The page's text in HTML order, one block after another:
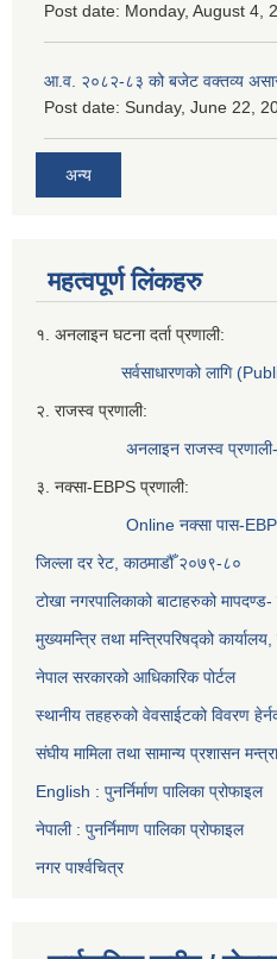
Post date: Monday, August 4,
आ.व. २०८२-८३ को बजेट वक्तव्य
Post date: Sunday, June 22,
अन्य
महत्वपूर्ण लिंकहरु
१. अनलाइन घटना
सर्वसाधारणको लागि
२. राजस्व प्रणाली:
अनलाइन राजस्व
३. नक्सा-EBPS प्रणाली:
Online नक्सा पास-
जिल्ला दर रेट, काठमाडौँ २०७९-८०
टोखा नगरपालिकाको बाटाहरुको मापदण्ड-
मुख्यमन्त्रि तथा मन्त्रिपरिषद्को
नेपाल सरकारको आधिकारिक पोर्टल
स्थानीय तहहरुको वेवसाईटको विवरण
संघीय मामिला तथा सामान्य प्रशासन
English : पुनर्निर्माण पालिका प्रोफाइल
नेपाली : पुनर्निमाण पालिका प्रोफाइल
नगर पार्श्वचित्र